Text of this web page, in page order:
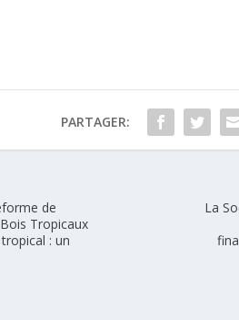
PARTAGER:
de
Tropicaux
: un
La